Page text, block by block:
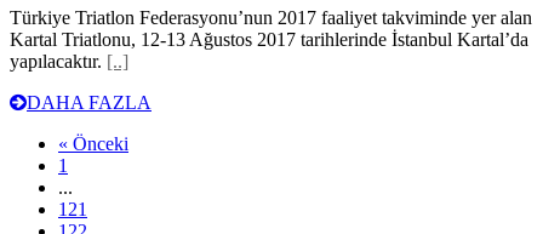
Türkiye Triatlon Federasyonu’nun 2017 faaliyet takviminde yer alan
Kartal Triatlonu, 12-13 Ağustos 2017 tarihlerinde İstanbul Kartal’da
yapılacaktır. [..]
DAHA FAZLA
« Önceki
1
...
121